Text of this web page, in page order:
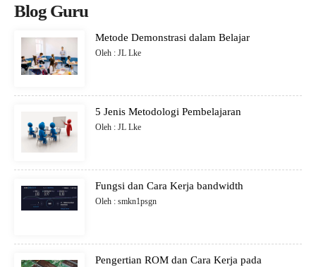
Blog Guru
Metode Demonstrasi dalam Belajar
Oleh : JL Lke
5 Jenis Metodologi Pembelajaran
Oleh : JL Lke
Fungsi dan Cara Kerja bandwidth
Oleh : smkn1psgn
Pengertian ROM dan Cara Kerja pada